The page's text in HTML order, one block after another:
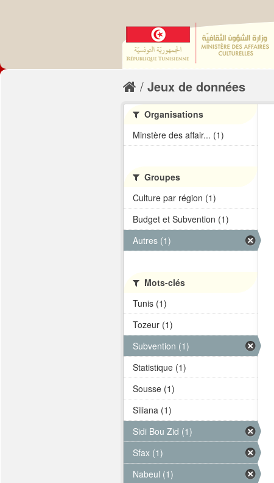
Jeux de données
Organisations
Minstère des affair... (1)
Groupes
Culture par région (1)
Budget et Subvention (1)
Autres (1)
Mots-clés
Tunis (1)
Tozeur (1)
Subvention (1)
Statistique (1)
Sousse (1)
Siliana (1)
Sidi Bou Zid (1)
Sfax (1)
Nabeul (1)